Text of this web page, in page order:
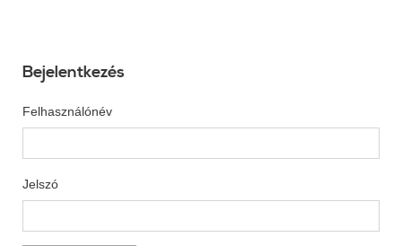
Bejelentkezés
Felhasználónév
Jelszó